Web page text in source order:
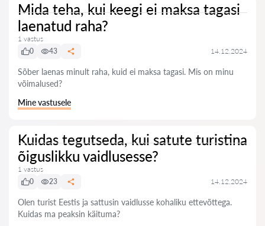
Mida teha, kui keegi ei maksa tagasi
laenatud raha?
1 vastus
0
43 14.12.2024
Sõber laenas minult raha, kuid ei maksa tagasi. Mis on minu
võimalused?
Mine vastusele
Kuidas tegutseda, kui satute turistina
õiguslikku vaidlusesse?
1 vastus
0
23 14.12.2024
Olen turist Eestis ja sattusin vaidlusse kohaliku ettevõttega.
Kuidas ma peaksin käituma?